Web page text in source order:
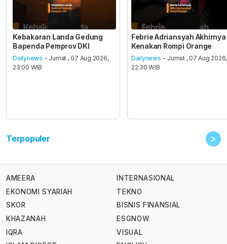
Kebakaran Landa Gedung
Bapenda Pemprov DKI
Dailynews - Jumat , 07 Aug 2026,
23:00 WIB
Febrie Adriansyah Akhirnya
Kenakan Rompi Orange
Dailynews - Jumat , 07 Aug 2026,
22:30 WIB
Terpopuler >
AMEERA
EKONOMI SYARIAH
SKOR
KHAZANAH
IQRA
INTERNASIONAL
TEKNO
BISNIS FINANSIAL
ESGNOW
VISUAL